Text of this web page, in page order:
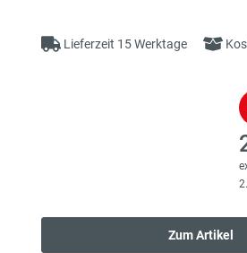
Lieferzeit 15 Werktage
Zum Artikel